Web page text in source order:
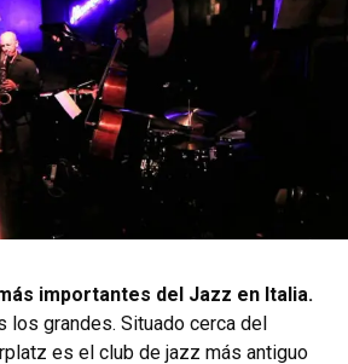
importantes del Jazz en Italia.
los grandes. Situado cerca del
es el club de jazz más antiguo